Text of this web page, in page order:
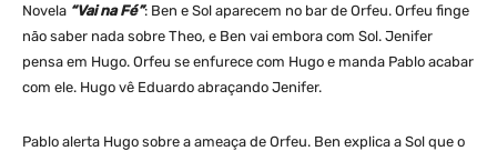
Novela “Vai na Fé”: Ben e Sol aparecem no bar de Orfeu. Orfeu finge
não saber nada sobre Theo, e Ben vai embora com Sol. Jenifer
pensa em Hugo. Orfeu se enfurece com Hugo e manda Pablo acabar
com ele. Hugo vê Eduardo abraçando Jenifer.
Pablo alerta Hugo sobre a ameaça de Orfeu. Ben explica a Sol que o